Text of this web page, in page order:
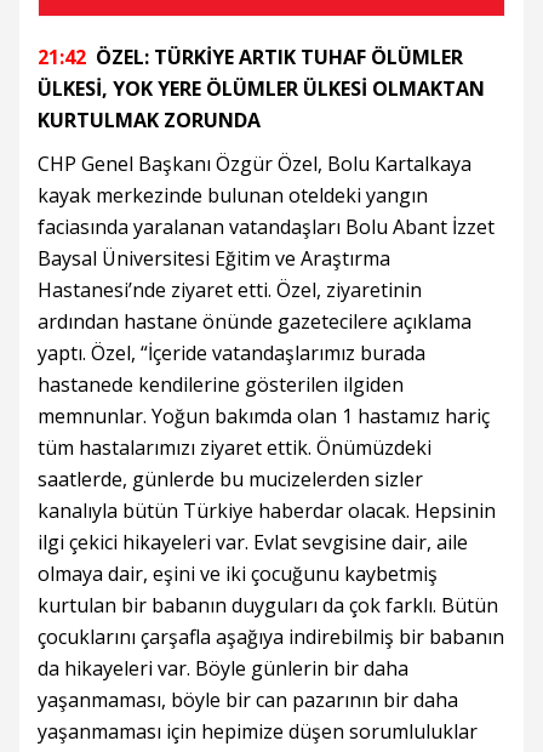
21:42 ÖZEL: TÜRKİYE ARTIK TUHAF ÖLÜMLER
ÜLKESİ, YOK YERE ÖLÜMLER ÜLKESİ OLMAKTAN
KURTULMAK ZORUNDA
CHP Genel Başkanı Özgür Özel, Bolu Kartalkaya
kayak merkezinde bulunan oteldeki yangın
faciasında yaralanan vatandaşları Bolu Abant İzzet
Baysal Üniversitesi Eğitim ve Araştırma
Hastanesi’nde ziyaret etti. Özel, ziyaretinin
ardından hastane önünde gazetecilere açıklama
yaptı. Özel, “İçeride vatandaşlarımız burada
hastanede kendilerine gösterilen ilgiden
memnunlar. Yoğun bakımda olan 1 hastamız hariç
tüm hastalarımızı ziyaret ettik. Önümüzdeki
saatlerde, günlerde bu mucizelerden sizler
kanalıyla bütün Türkiye haberdar olacak. Hepsinin
ilgi çekici hikayeleri var. Evlat sevgisine dair, aile
olmaya dair, eşini ve iki çocuğunu kaybetmiş
kurtulan bir babanın duyguları da çok farklı. Bütün
çocuklarını çarşafla aşağıya indirebilmiş bir babanın
da hikayeleri var. Böyle günlerin bir daha
yaşanmaması, böyle bir can pazarının bir daha
yaşanmaması için hepimize düşen sorumluluklar